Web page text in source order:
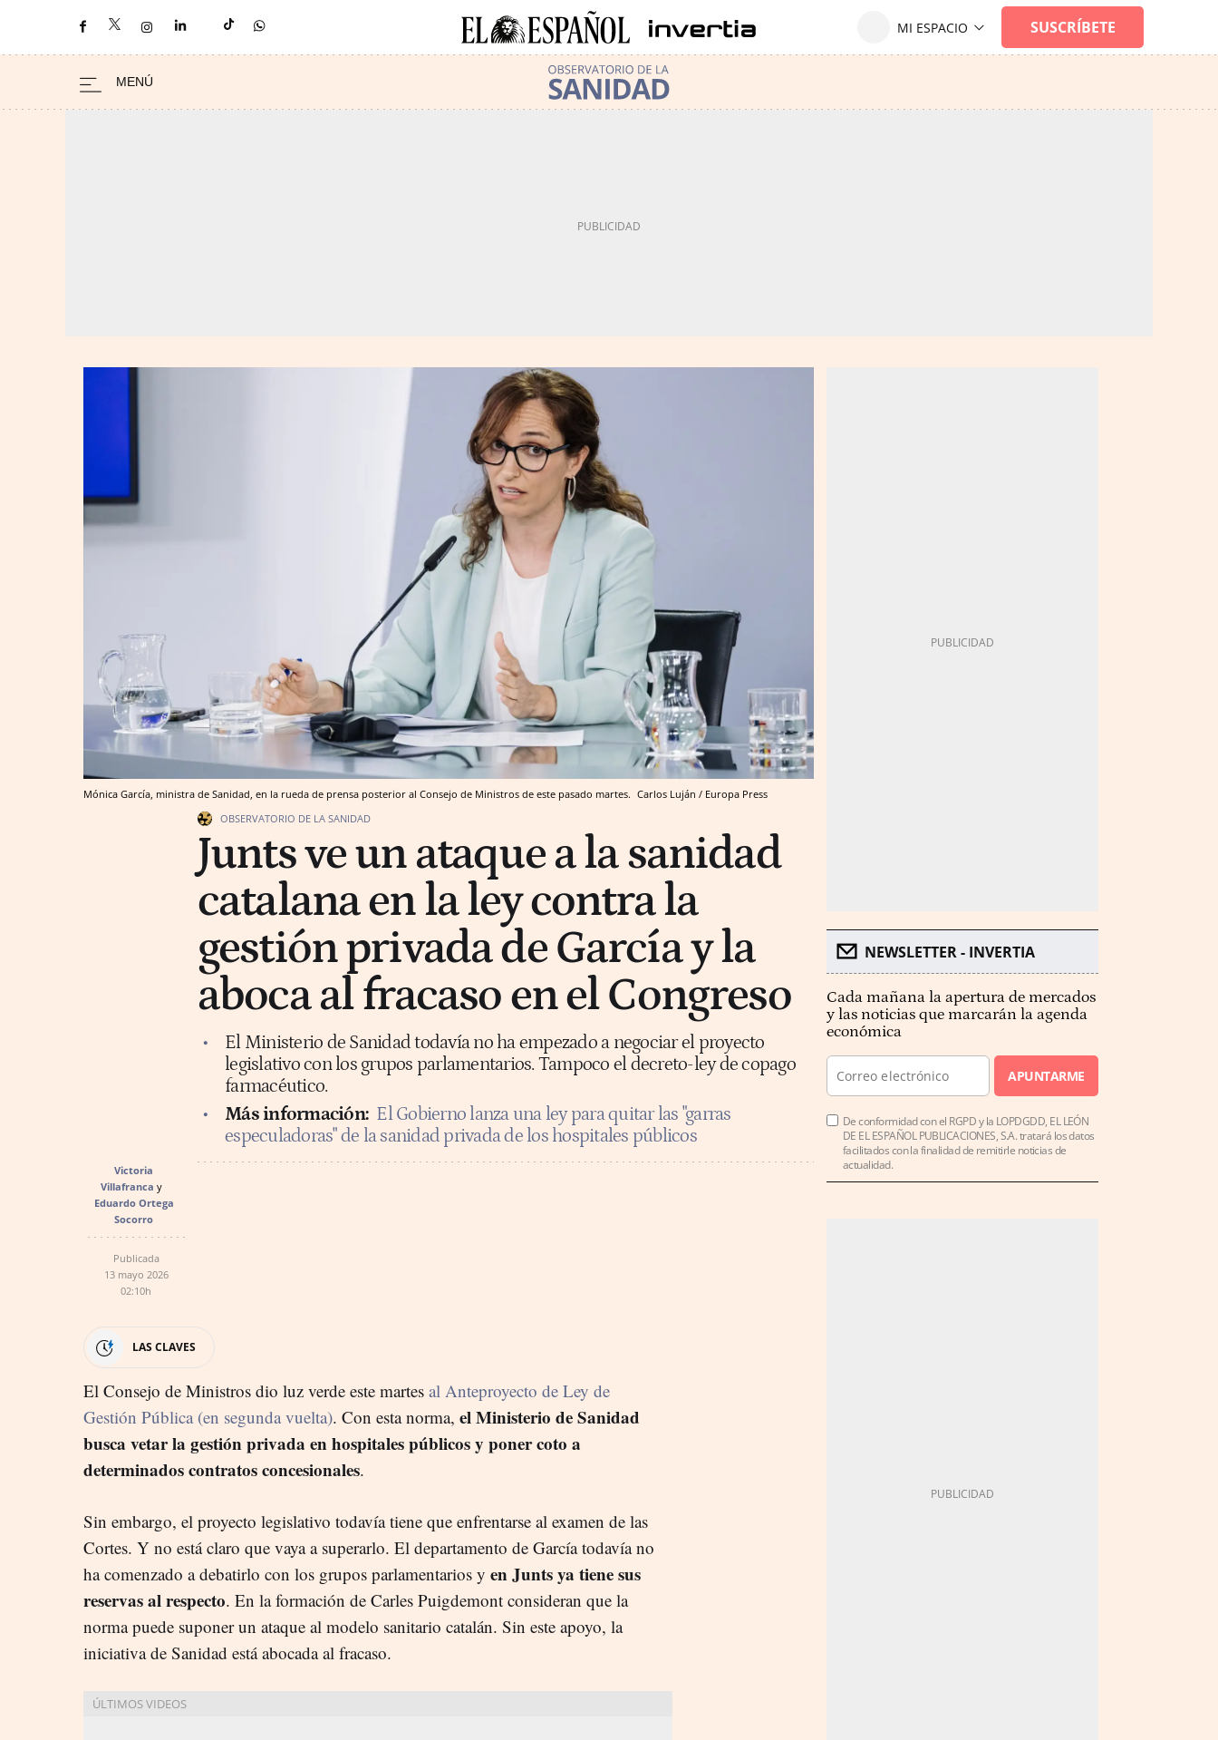
Mónica García, ministra de Sanidad, en la rueda de prensa posterior al Consejo de Ministros de este pasado martes. Carlos Luján / Europa Press
OBSERVATORIO DE LA SANIDAD
Junts ve un ataque a la sanidad
catalana en la ley contra la
gestión privada de García y la
aboca al fracaso en el Congreso
El Ministerio de Sanidad todavía no ha empezado a negociar el proyecto
legislativo con los grupos parlamentarios. Tampoco el decreto-ley de copago
farmacéutico.
Más información: El Gobierno lanza una ley para quitar las "garras
especuladoras" de la sanidad privada de los hospitales públicos
Victoria
Villafranca
Eduardo Ortega
Socorro
Publicada
13 mayo 2026
02:10h
LAS CLAVES
El Consejo de Ministros dio luz verde este martes al Anteproyecto de Ley de
Gestión Pública (en segunda vuelta). Con esta norma, el Ministerio de Sanidad
busca vetar la gestión privada en hospitales públicos y poner coto a
determinados contratos concesionales.
Sin embargo, el proyecto legislativo todavía tiene que enfrentarse al examen de las
Cortes. Y no está claro que vaya a superarlo. El departamento de García todavía no
ha comenzado a debatirlo con los grupos parlamentarios y en Junts ya tiene sus
reservas al respecto. En la formación de Carles Puigdemont consideran que la
norma puede suponer un ataque al modelo sanitario catalán. Sin este apoyo, la
iniciativa de Sanidad está abocada al fracaso.
NEWSLETTER - INVERTIA
Cada mañana la apertura de mercados
y las noticias que marcarán la agenda
económica
APUNTARME
De conformidad con el RGPD y la LOPDGDD, EL LEÓN
DE EL ESPAÑOL PUBLICACIONES, S.A. tratará los datos
facilitados con la finalidad de remitirle noticias de
actualidad.